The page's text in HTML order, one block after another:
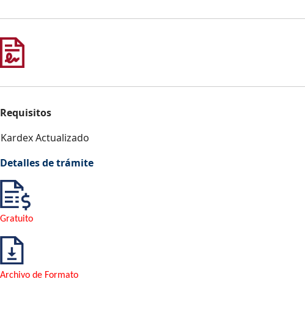
Requisitos
Kardex Actualizado
Detalles de trámite
Gratuito
Archivo de Formato